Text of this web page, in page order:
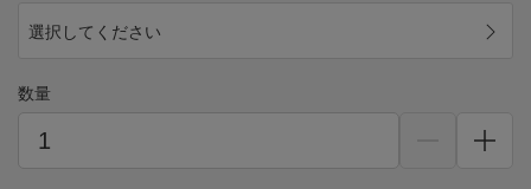
選択してください
数量